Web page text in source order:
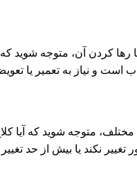
کردن آن، متوجه شوید
است و نیاز به تعمیر یا
متوجه شوید که آیا
نکند یا بیش از حد تغییر